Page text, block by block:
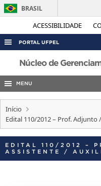
ACESSIBILIDADE
BRASIL
PORTAL UFPEL
ACESSO À INFORMAÇÃO
AUDITORIA
CONCURSOS
EDITAIS
INTERNACIONAL
Núcleo de
MENU
Início
Edital 110/2012 – Prof. Adjunto
EDITAL 110/2012 –
ASSISTENTE /